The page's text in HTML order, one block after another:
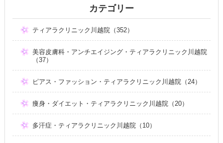
カテゴリー
ティアラクリニック川越院（352）
美容皮膚科・アンチエイジング・ティアラクリニック川越院
（37）
ピアス・ファッション・ティアラクリニック川越院（24）
痩身・ダイエット・ティアラクリニック川越院（20）
多汗症・ティアラクリニック川越院（10）